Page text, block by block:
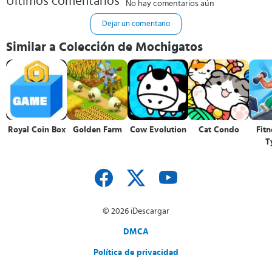
No hay comentarios aún
Dejar un comentario
Similar a Colección de Mochigatos
Royal Coin Box Golden Farm Cow Evolution Cat Condo
© 2026 iDescargar
DMCA
Política de privacidad